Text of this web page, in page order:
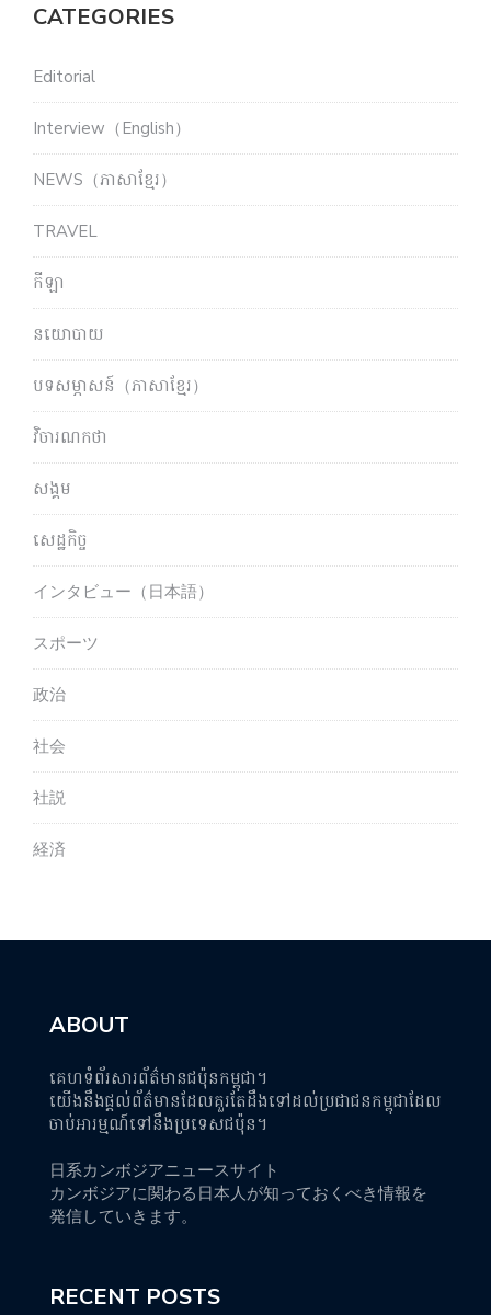
CATEGORIES
Editorial
Interview（English）
NEWS（ភាសាខ្មែរ）
TRAVEL
កីឡា
នយោបាយ
បទសម្ភាសន៍（ភាសាខ្មែរ）
វិចារណកថា
សង្គម
សេដ្ឋកិច្ច
インタビュー（日本語）
スポーツ
政治
社会
社説
経済
ABOUT
គេហទំព័រសារព័ត៌មានជប៉ុនកម្ពុជា។
យើងនឹងផ្តល់ព័ត៌មានដែលគួរតែដឹងទៅដល់ប្រជាជនកម្ពុជាដែល
ចាប់អារម្មណ៍ទៅនឹងប្រទេសជប៉ុន។
日系カンボジアニュースサイト
カンボジアに関わる日本人が知っておくべき情報を
発信していきます。
RECENT POSTS